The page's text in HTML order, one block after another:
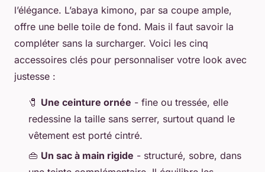
l’élégance. L’abaya kimono, par sa coupe ample,
offre une belle toile de fond. Mais il faut savoir la
compléter sans la surcharger. Voici les cinq
accessoires clés pour personnaliser votre look avec
justesse :
🧷 Une ceinture ornée - fine ou tressée, elle
redessine la taille sans serrer, surtout quand le
vêtement est porté cintré.
👜 Un sac à main rigide - structuré, sobre, dans